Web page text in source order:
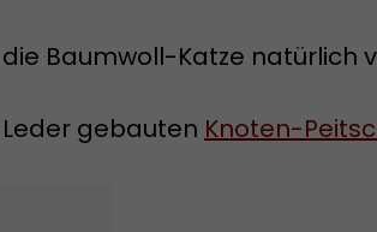
Baumwoll-Katze natürlich
gebauten Knoten-